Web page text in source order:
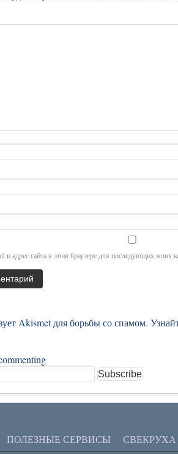
и адрес сайта в этом браузере для последующих моих
Akismet для борьбы со спамом.
ПОЛЕЗНЫЕ СЕРВИСЫ СВЕКРУХА